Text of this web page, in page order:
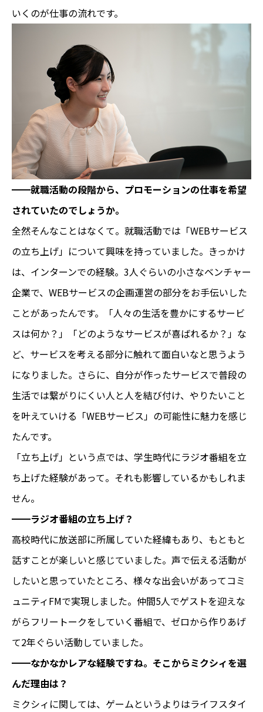
いくのが仕事の流れです。
━━就職活動の段階から、プロモーションの仕事を希望
されていたのでしょうか。
全然そんなことはなくて。就職活動では「WEBサービス
の立ち上げ」について興味を持っていました。きっかけ
は、インターンでの経験。3人ぐらいの小さなベンチャー
企業で、WEBサービスの企画運営の部分をお手伝いした
ことがあったんです。「人々の生活を豊かにするサービ
スは何か？」「どのようなサービスが喜ばれるか？」な
ど、サービスを考える部分に触れて面白いなと思うよう
になりました。さらに、自分が作ったサービスで普段の
生活では繋がりにくい人と人を結び付け、やりたいこと
を叶えていける「WEBサービス」の可能性に魅力を感じ
たんです。
「立ち上げ」という点では、学生時代にラジオ番組を立
ち上げた経験があって。それも影響しているかもしれま
せん。
━━ラジオ番組の立ち上げ？
高校時代に放送部に所属していた経緯もあり、もともと
話すことが楽しいと感じていました。声で伝える活動が
したいと思っていたところ、様々な出会いがあってコミ
ュニティFMで実現しました。仲間5人でゲストを迎えな
がらフリートークをしていく番組で、ゼロから作りあげ
て2年ぐらい活動していました。
━━なかなかレアな経験ですね。そこからミクシィを選
んだ理由は？
ミクシィに関しては、ゲームというよりはライフスタイ